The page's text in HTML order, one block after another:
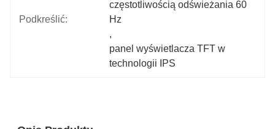
Podkreślić:
częstotliwością odświeżania 60
Hz
,
panel wyświetlacza TFT w
technologii IPS